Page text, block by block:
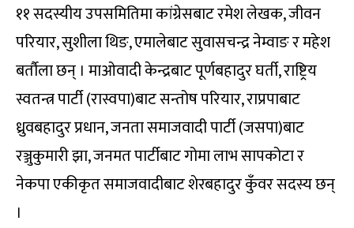
११ सदस्यीय उपसमितिमा कांग्रेसबाट रमेश लेखक, जीवन
परियार, सुशीला थिङ, एमालेबाट सुवासचन्द्र नेम्वाङ र महेश
बर्तौला छन् । माओवादी केन्द्रबाट पूर्णबहादुर घर्ती, राष्ट्रिय
स्वतन्त्र पार्टी (रास्वपा)बाट सन्तोष परियार, राप्रपाबाट
ध्रुवबहादुर प्रधान, जनता समाजवादी पार्टी (जसपा)बाट
रञ्जुकुमारी झा, जनमत पार्टीबाट गोमा लाभ सापकोटा र
नेकपा एकीकृत समाजवादीबाट शेरबहादुर कुँवर सदस्य छन्
।